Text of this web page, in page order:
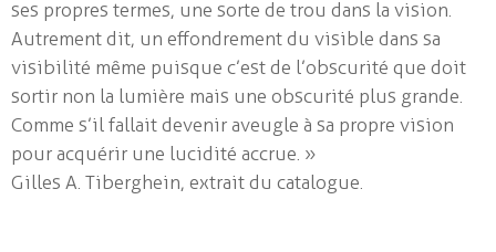
ses propres termes, une sorte de trou dans la vision.
Autrement dit, un effondrement du visible dans sa
visibilité même puisque c’est de l’obscurité que doit
sortir non la lumière mais une obscurité plus grande.
Comme s’il fallait devenir aveugle à sa propre vision
pour acquérir une lucidité accrue. »
Gilles A. Tiberghein, extrait du catalogue.